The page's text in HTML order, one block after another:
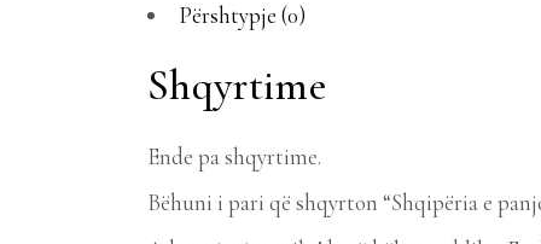
Përshtypje (0)
Shqyrtime
Ende pa shqyrtime.
Bëhuni i pari që shqyrton “Shqipëria e